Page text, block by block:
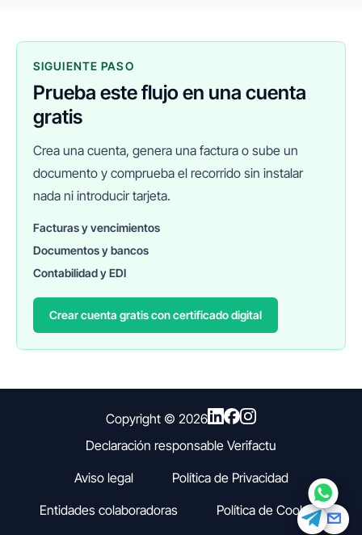
SIGUIENTE PASO
Prueba este flujo en una cuenta
gratis
Crea una cuenta, genera una factura o sube un
documento y comprueba el recorrido sin instalar
nada ni introducir tarjeta.
Facturas y vencimientos
Documentos y bancos
Contabilidad y EDI
Crear cuenta gratis con certificado digital
Copyright © 2026
Declaración responsable Verifactu
Aviso legal
Política de Privacidad
Entidades colaboradoras
Política de Cookies
FINANEDI
Hablemos ahora
Pedir información sobre FinanEDI